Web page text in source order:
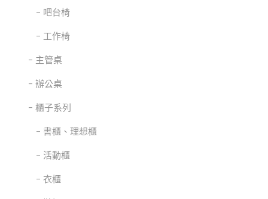
吧台椅
工作椅
主管桌
辦公桌
櫃子系列
書櫃、理想櫃
活動櫃
衣櫃